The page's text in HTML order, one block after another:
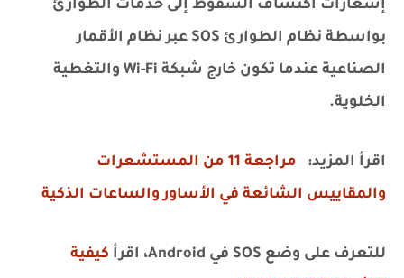
إشعارات اكتشاف السقوط إلى خدمات الطوارئ
بواسطة نظام الطوارئ SOS عبر نظام الأقمار
الصناعية عندما تكون خارج شبكة Wi-Fi والتغطية
الخلوية.
اقرأ المزيد:
مراجعة 11 من المستشعرات
والمقاييس الشائعة في الأساور والساعات الذكية
للتعرف على وضع SOS في Android، اقرأ
كيفية